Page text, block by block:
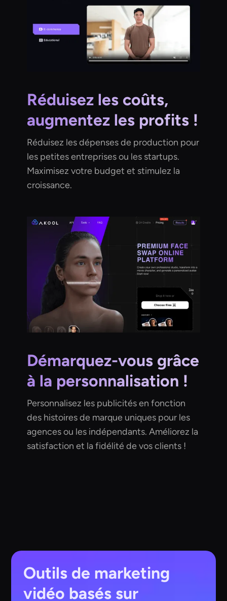
Réduisez les coûts,
augmentez les profits !
Réduisez les dépenses de production pour
les petites entreprises ou les startups.
Maximisez votre budget et stimulez la
croissance.
Démarquez-vous grâce
à la personnalisation !
Personnalisez les publicités en fonction
des histoires de marque uniques pour les
agences ou les indépendants. Améliorez la
satisfaction et la fidélité de vos clients !
Outils de marketing
vidéo basés sur